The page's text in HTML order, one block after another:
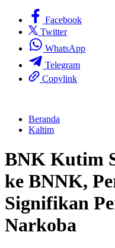
Facebook
Twitter
WhatsApp
Telegram
Copylink
Beranda
Kaltim
BNK Kutim
ke BNNK,
Signifikan
Narkoba